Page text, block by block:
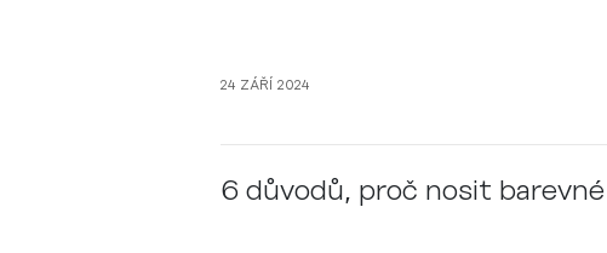
24 ZÁŘÍ 2024
6 důvodů, proč nosit